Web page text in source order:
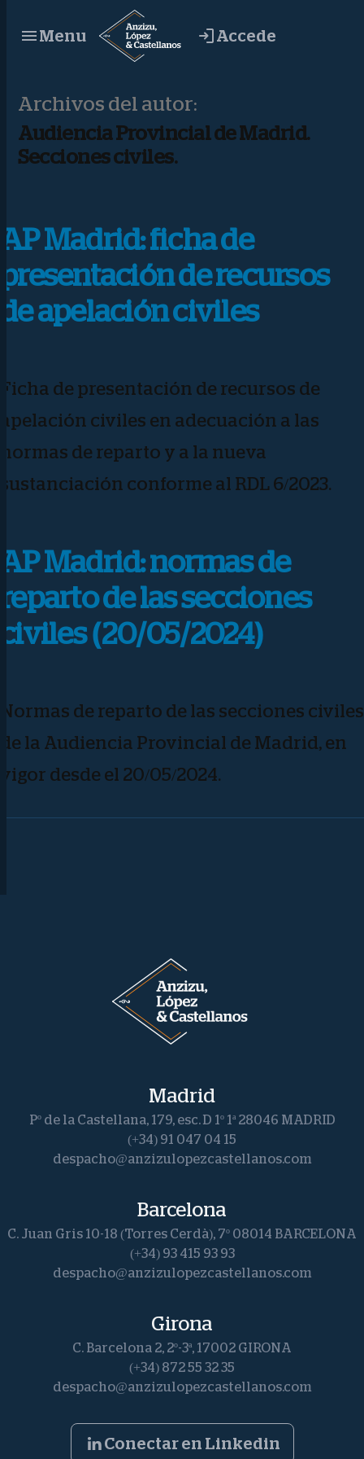
Menu Accede
Archivos del autor:
Audiencia Provincial de Madrid.
Secciones civiles.
AP Madrid: ficha de
presentación de recursos
de apelación civiles
Ficha de presentación de recursos de
apelación civiles en adecuación a las
normas de reparto y a la nueva
sustanciación conforme al RDL 6/2023.
AP Madrid: normas de
reparto de las secciones
civiles (20/05/2024)
Normas de reparto de las secciones civiles
de la Audiencia Provincial de Madrid, en
vigor desde el 20/05/2024.
Madrid
Pº de la Castellana, 179, esc. D 1º 1ª 28046 MADRID
(+34) 91 047 04 15
despacho@anzizulopezcastellanos.com
Barcelona
C. Juan Gris 10-18 (Torres Cerdà), 7º 08014 BARCELONA
(+34) 93 415 93 93
despacho@anzizulopezcastellanos.com
Girona
C. Barcelona 2, 2º-3ª, 17002 GIRONA
(+34) 872 55 32 35
despacho@anzizulopezcastellanos.com
Conectar en Linkedin